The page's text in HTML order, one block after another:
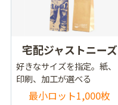
宅配ジャストニーズ
好きなサイズを指定。紙、
印刷、加工が選べる
最小ロット1,000枚